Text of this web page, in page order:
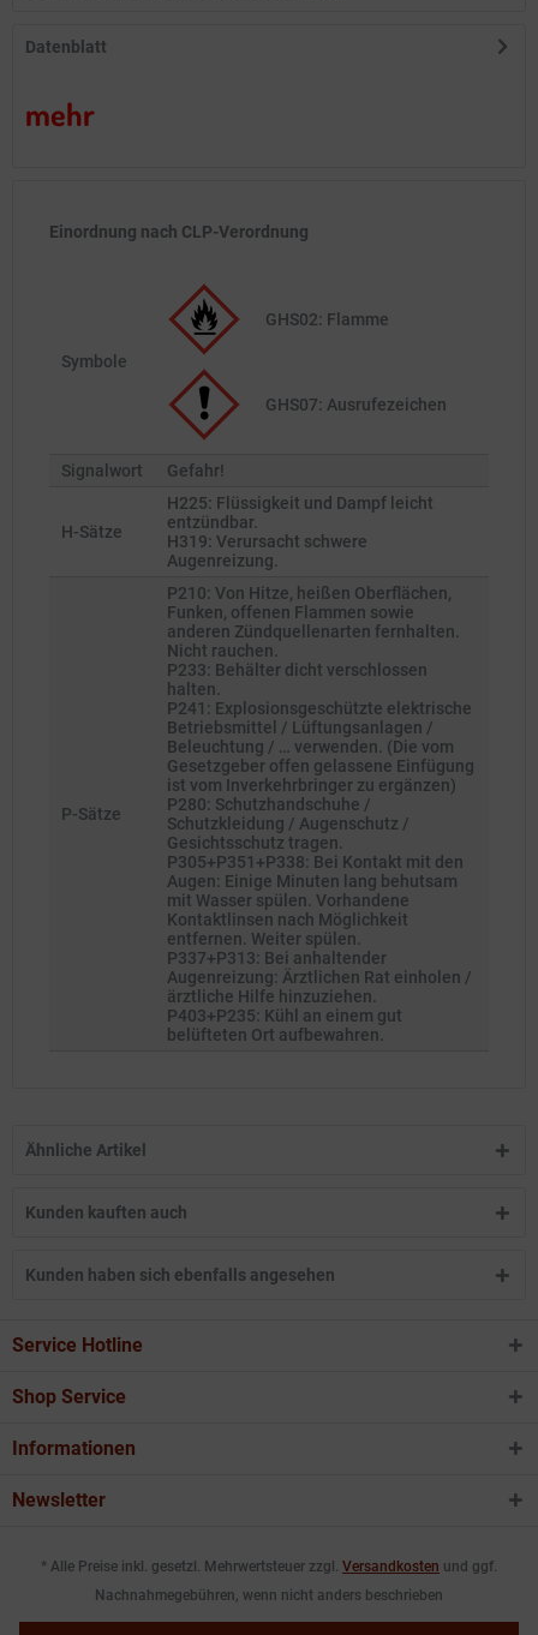
Datenblatt
mehr
Einordnung nach CLP-Verordnung
Symbole
GHS02: Flamme
GHS07: Ausrufezeichen
Signalwort Gefahr!
H-Sätze
H225: Flüssigkeit und Dampf leicht
entzündbar.
H319: Verursacht schwere
Augenreizung.
P-Sätze
P210: Von Hitze, heißen Oberflächen,
Funken, offenen Flammen sowie
anderen Zündquellenarten fernhalten.
Nicht rauchen.
P233: Behälter dicht verschlossen
halten.
P241: Explosionsgeschützte elektrische
Betriebsmittel / Lüftungsanlagen /
Beleuchtung / … verwenden. (Die vom
Gesetzgeber offen gelassene Einfügung
ist vom Inverkehrbringer zu ergänzen)
P280: Schutzhandschuhe /
Schutzkleidung / Augenschutz /
Gesichtsschutz tragen.
P305+P351+P338: Bei Kontakt mit den
Augen: Einige Minuten lang behutsam
mit Wasser spülen. Vorhandene
Kontaktlinsen nach Möglichkeit
entfernen. Weiter spülen.
P337+P313: Bei anhaltender
Augenreizung: Ärztlichen Rat einholen /
ärztliche Hilfe hinzuziehen.
P403+P235: Kühl an einem gut
belüfteten Ort aufbewahren.
Ähnliche Artikel
Kunden kauften auch
Kunden haben sich ebenfalls angesehen
Service Hotline
Shop Service
Informationen
Newsletter
* Alle Preise inkl. gesetzl. Mehrwertsteuer zzgl. Versandkosten und ggf.
Nachnahmegebühren, wenn nicht anders beschrieben